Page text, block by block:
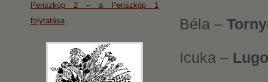
Béla –
Icuka –
Periszkóp 2 – a Periszkóp 1
folytatása